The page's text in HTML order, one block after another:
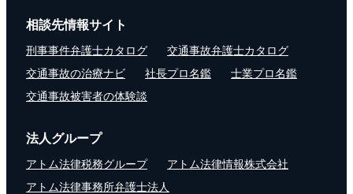
相談先情報サイト
刑事事件弁護士カタログ
交通事故弁護士カタログ
交通事故の治療ナビ
社長プロ名鑑
士業プロ名鑑
交通事故被害者の体験談
法人グループ
アトム法律税務グループ
アトム法律情報株式会社
アトム法律事務所弁護士法人